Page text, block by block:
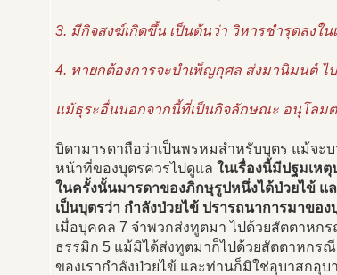
3. มีกิจสงฆ์เกิดขึ้น เป็นต้นว่า วิหารชำรุดลงใ
4. ทายกต้องการจะบำเพ็ญกุศล ส่งมานิมนต์ ไ
แม้ธุระอื่นนอกจากนี้ที่เป็นกิจลักษณะ อนุโลม
บิดามารดาถือว่าเป็นพรหมสำหรับบุตร แม้จะ
หน้าที่ของบุตรควรไปดูแล ในเรื่องนี้มีปฐมเห
ในครั้งนั้นมารดาของภิกษุรูปหนึ่งได้ป่วยไข้
เป็นบุตรว่า กำลังป่วยไข้ ปรารถนาการมาของ
เมื่อบุคคล 7 จำพวกส่งทูตมา ไปด้วยสัตตาหก
ธรรมิก 5 แม้มิได้ส่งทูตมาก็ไปด้วยสัตตาหกรณี
ของเรากำลังป่วยไข้ และท่านก็มิใช่อุบาสกอุบ